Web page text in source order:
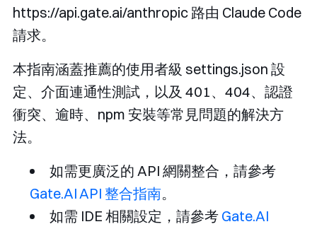
https://api.gate.ai/anthropic 路由 Claude Code
請求。
本指南涵蓋推薦的使用者級 settings.json 設
定、介面連通性測試，以及 401、404、認證
衝突、逾時、npm 安裝等常見問題的解決方
法。
如需更廣泛的 API 網關整合，請參考
Gate.AI API 整合指南。
如需 IDE 相關設定，請參考 Gate.AI